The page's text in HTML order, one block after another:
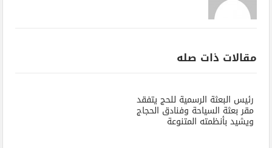
مقالات ذات صله
رئيس البعثة الرسمية للحج يتفقد
مقر بعثة السياحة وفنادق الحجاج
ويشيد بأنظمته المتنوعة